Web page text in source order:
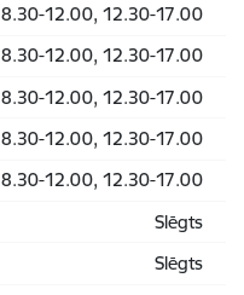
8.30-12.00, 12.30-17.00
8.30-12.00, 12.30-17.00
8.30-12.00, 12.30-17.00
8.30-12.00, 12.30-17.00
8.30-12.00, 12.30-17.00
Slēgts
Slēgts